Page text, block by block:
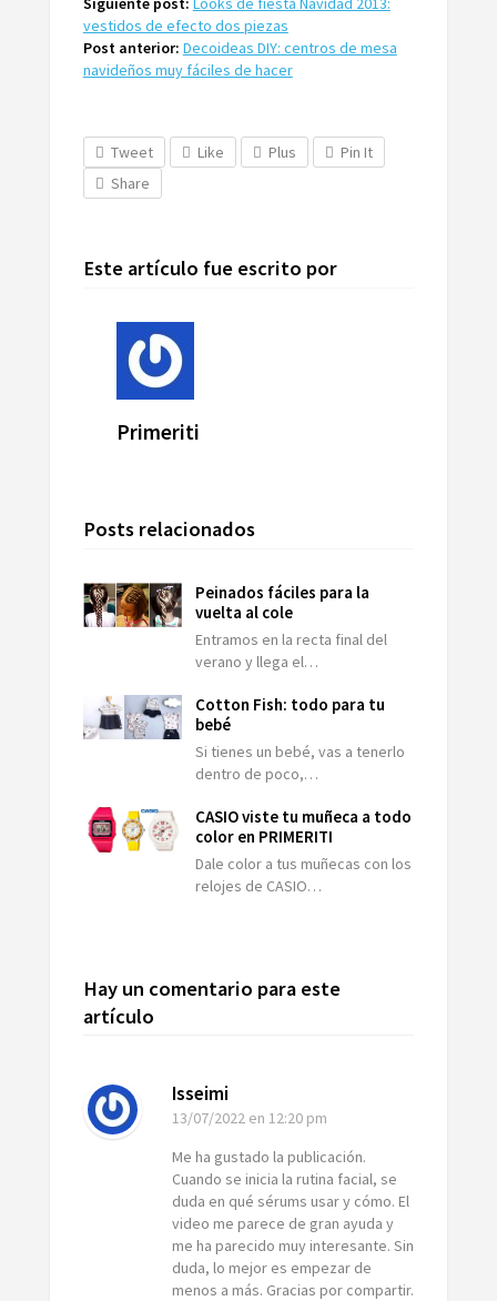
vestidos de efecto dos piezas
Post anterior: Decoideas DIY: centros de mesa
navideños muy fáciles de hacer
Tweet Like Plus
Pin It
Share
Este artículo fue escrito por
Primeriti
Posts relacionados
Peinados fáciles para la
vuelta al cole
Entramos en la recta final del
verano y llega el…
Cotton Fish: todo para tu
bebé
Si tienes un bebé, vas a tenerlo
dentro de poco,…
CASIO viste tu muñeca a todo
color en PRIMERITI
Dale color a tus muñecas con los
relojes de CASIO…
Hay un comentario para este
artículo
Isseimi
13/07/2022en 12:20 pm
Me ha gustado la publicación.
Cuando se inicia la rutina facial, se
duda en qué sérums usar y cómo. El
video me parece de gran ayuda y
me ha parecido muy interesante. Sin
duda, lo mejor es empezar de
menos a más. Gracias por compartir.